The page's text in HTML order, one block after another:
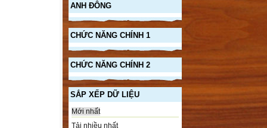
ANH ĐÔNG
CHỨC NĂNG CHÍNH 1
CHỨC NĂNG CHÍNH 2
SẮP XẾP DỮ LIỆU
Mới nhất
Tải nhiều nhất